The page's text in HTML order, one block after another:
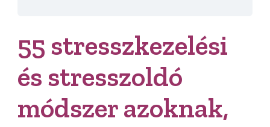
55 stresszkezelési
és stresszoldó
módszer azoknak,